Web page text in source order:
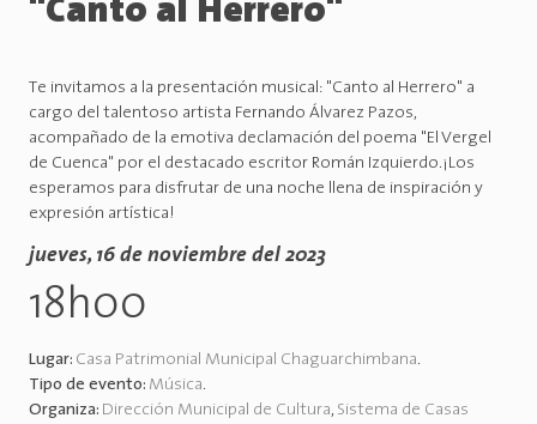
"Canto al Herrero"
Te invitamos a la presentación musical: "Canto al Herrero" a
cargo del talentoso artista Fernando Álvarez Pazos,
acompañado de la emotiva declamación del poema "El Vergel
de Cuenca" por el destacado escritor Román Izquierdo.¡Los
esperamos para disfrutar de una noche llena de inspiración y
expresión artística!
jueves, 16 de noviembre del 2023
18h00
Lugar: Casa Patrimonial Municipal Chaguarchimbana.
Tipo de evento: Música.
Organiza: Dirección Municipal de Cultura, Sistema de Casas